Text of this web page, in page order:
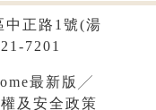
中正路1號(湯
7201
最新版╱
及安全政策